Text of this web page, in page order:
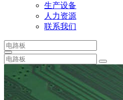
生产设备
人力资源
联系我们